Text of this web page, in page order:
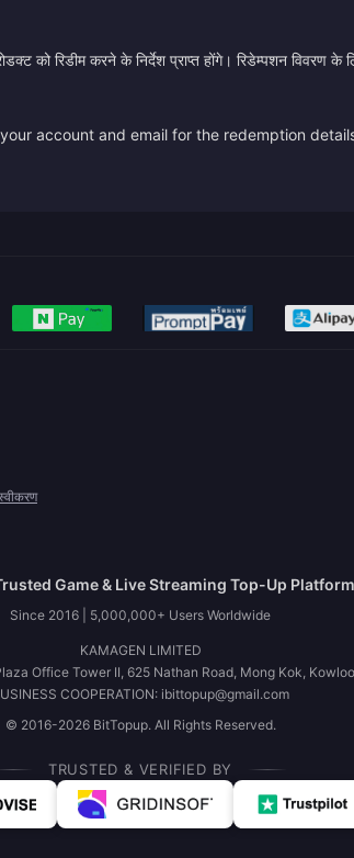
को रिडीम करने के निर्देश प्राप्त होंगे। रिडेम्पशन
account and email for the redemption
Game & Live Streaming Top-Up Platform
Since 2016 | 5,000,000+ Users Worldwide
KAMAGEN LIMITED
Office Tower II, 625 Nathan Road, Mong Kok,
COOPERATION: ibittopup@gmail.com
© 2016-2026 BitTopup. All Rights Reserved.
TRUSTED & VERIFIED BY